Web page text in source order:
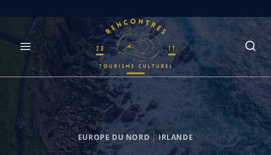
content
EUROPE DU NORD|IRLANDE